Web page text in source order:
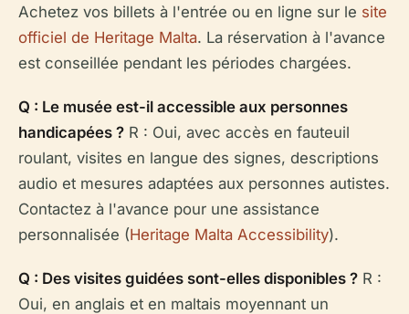
Achetez vos billets à l'entrée ou en ligne sur le site
officiel de Heritage Malta. La réservation à l'avance
est conseillée pendant les périodes chargées.
Q : Le musée est-il accessible aux personnes
handicapées ? R : Oui, avec accès en fauteuil
roulant, visites en langue des signes, descriptions
audio et mesures adaptées aux personnes autistes.
Contactez à l'avance pour une assistance
personnalisée (Heritage Malta Accessibility).
Q : Des visites guidées sont-elles disponibles ? R :
Oui, en anglais et en maltais moyennant un